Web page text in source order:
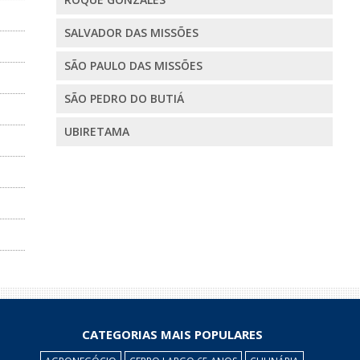
SALVADOR DAS MISSÕES
SÃO PAULO DAS MISSÕES
SÃO PEDRO DO BUTIÁ
UBIRETAMA
CATEGORIAS MAIS POPULARES